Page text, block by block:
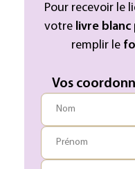
Pour recevoir le
votre livre blanc
remplir le
Vos
Nom
Prénom